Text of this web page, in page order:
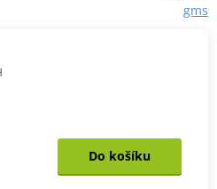
gms
Do košíku